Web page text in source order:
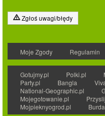
Zgłoś uwagi/błędy
Moje Zgody Regulamin
Gotujmy.pl Polki.pl
Party.pl
Bangla
National-Geographic.pl
Mojegotowanie.pl
Mojpieknyogrod.pl